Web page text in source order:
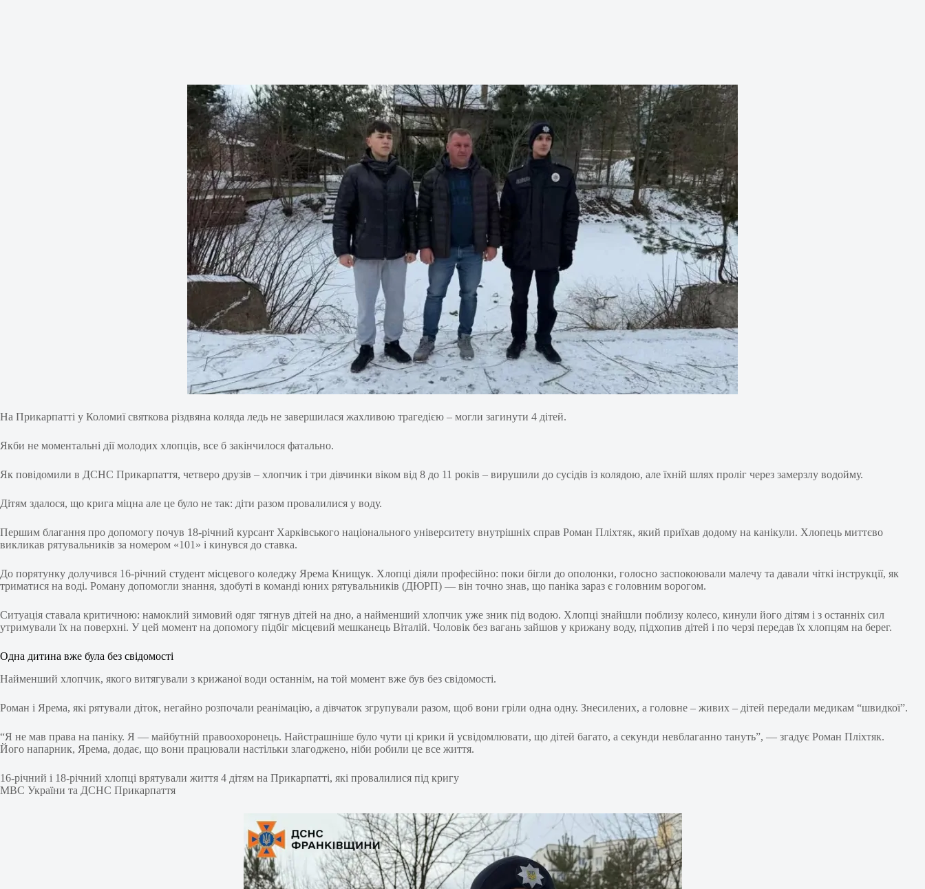
На Прикарпатті у Коломиї святкова різдвяна коляда ледь не завершилася жахливою трагедією – могли загинути 4 дітей.
Якби не моментальні дії молодих хлопців, все б закінчилося фатально.
Як повідомили в ДСНС Прикарпаття, четверо друзів – хлопчик і три дівчинки віком від 8 до 11 років – вирушили до сусідів із колядою, але їхній шлях проліг через замерзлу водойму.
Дітям здалося, що крига міцна але це було не так: діти разом провалилися у воду.
Першим благання про допомогу почув 18-річний курсант Харківського національного університету внутрішніх справ Роман Пліхтяк, який приїхав додому на канікули. Хлопець миттєво
викликав рятувальників за номером «101» і кинувся до ставка.
До порятунку долучився 16-річний студент місцевого коледжу Ярема Книщук. Хлопці діяли професійно: поки бігли до ополонки, голосно заспокоювали малечу та давали чіткі інструкції, як
триматися на воді. Роману допомогли знання, здобуті в команді юних рятувальників (ДЮРП) — він точно знав, що паніка зараз є головним ворогом.
Ситуація ставала критичною: намоклий зимовий одяг тягнув дітей на дно, а найменший хлопчик уже зник під водою. Хлопці знайшли поблизу колесо, кинули його дітям і з останніх сил
утримували їх на поверхні. У цей момент на допомогу підбіг місцевий мешканець Віталій. Чоловік без вагань зайшов у крижану воду, підхопив дітей і по черзі передав їх хлопцям на берег.
Одна дитина вже була без свідомості
Найменший хлопчик, якого витягували з крижаної води останнім, на той момент вже був без свідомості.
Роман і Ярема, які рятували діток, негайно розпочали реанімацію, а дівчаток згрупували разом, щоб вони гріли одна одну. Знесилених, а головне – живих – дітей передали медикам “швидкої”.
“Я не мав права на паніку. Я — майбутній правоохоронець. Найстрашніше було чути ці крики й усвідомлювати, що дітей багато, а секунди невблаганно тануть”, — згадує Роман Пліхтяк.
Його напарник, Ярема, додає, що вони працювали настільки злагоджено, ніби робили це все життя.
16-річний і 18-річний хлопці врятували життя 4 дітям на Прикарпатті, які провалилися під кригу
МВС України та ДСНС Прикарпаття